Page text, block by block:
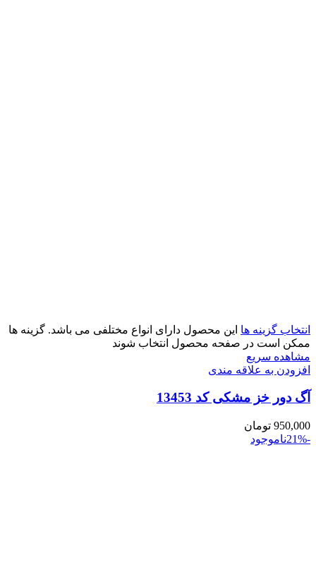
انتخاب گزینه ها این محصول دارای انواع مختلفی می باشد. گزینه ها
ممکن است در صفحه محصول انتخاب شوند
مشاهده سریع
افزودن به علاقه مندی
آگ دور خز مشکی کد 13453
950,000 تومان
-21%
ناموجود